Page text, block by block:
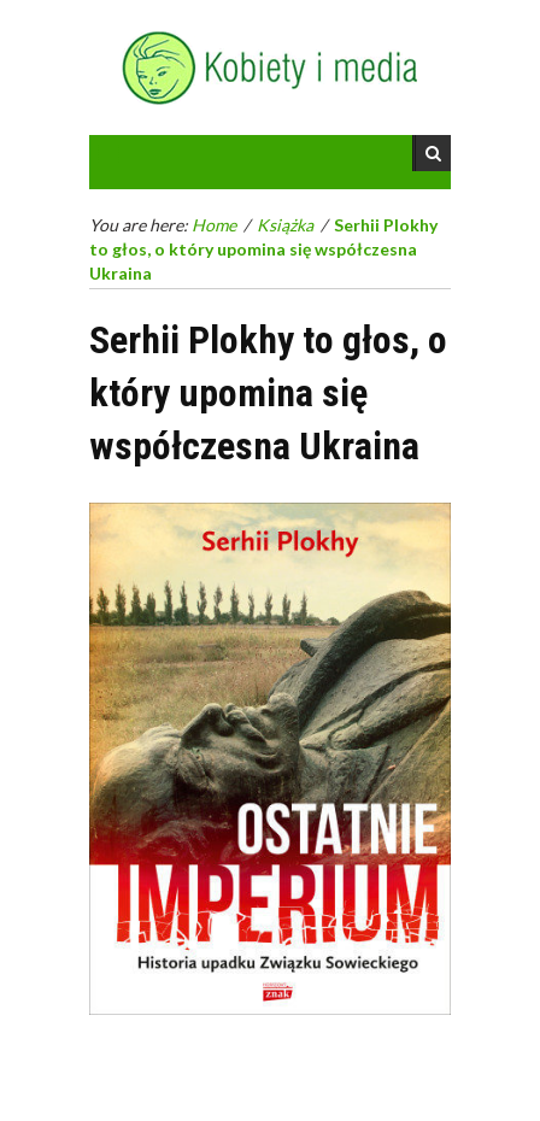
You are here: Home / Książka /Serhii Plokhy
to głos, o który upomina się współczesna
Ukraina
Serhii Plokhy to głos, o
który upomina się
współczesna Ukraina